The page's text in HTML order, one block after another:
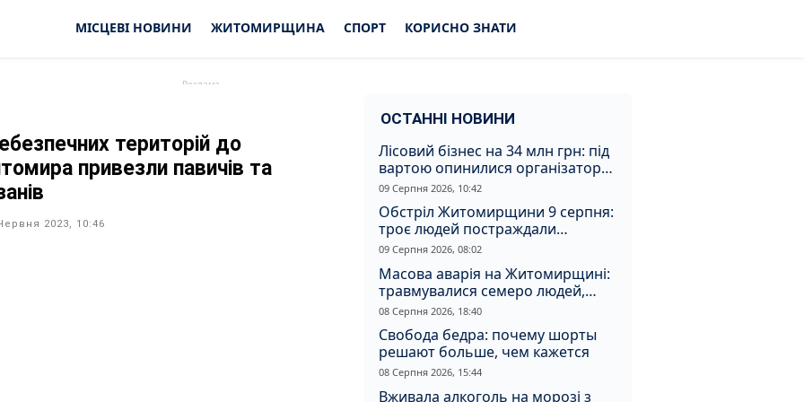
МІСЦЕВІ НОВИНИ ЖИТОМИРЩИНА СПОРТ КОРИСНО ЗНАТИ
територій до
привезли павичів та
2023, 10:46
ОСТАННІ НОВИНИ
Лісовий бізнес на 34 млн грн: під
вартою опинилися організатори
незаконної вирубки на
Житомирщині
09 Серпня 2026, 10:42
Обстріл Житомирщини 9 серпня:
троє людей постраждали
внаслідок атаки
09 Серпня 2026, 08:02
Масова аварія на Житомирщині:
травмувалися семеро людей,
серед них діти
08 Серпня 2026, 18:40
Свобода бедра: почему шорты
решают больше, чем кажется
08 Серпня 2026, 15:44
Вживала алкоголь на морозі з